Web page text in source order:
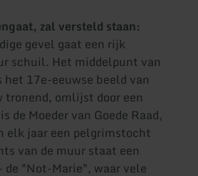
zal versteld staan:
gevel gaat een rijk
schuil. Het middelpunt van
17e-eeuwse beeld van
tronend, omlijst door een
de Moeder van Goede Raad,
elk jaar een pelgrimstocht
van de muur staat een
de "Not-Marie", waar vele